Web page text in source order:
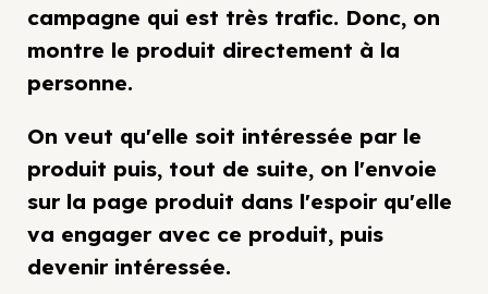
campagne qui est très trafic. Donc, on
montre le produit directement à la
personne.
On veut qu'elle soit intéressée par le
produit puis, tout de suite, on l'envoie
sur la page produit dans l'espoir qu'elle
va engager avec ce produit, puis
devenir intéressée.